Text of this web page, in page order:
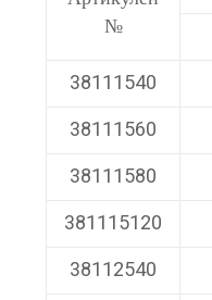
№
38111540
38111560
38111580
381115120
38112540